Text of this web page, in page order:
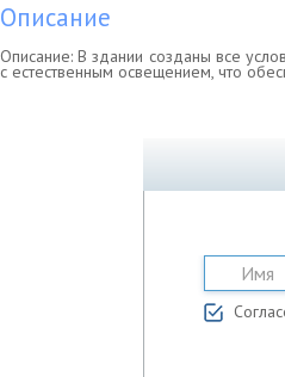
Описание
Описание: В здании созданы все
с естественным освещением, что